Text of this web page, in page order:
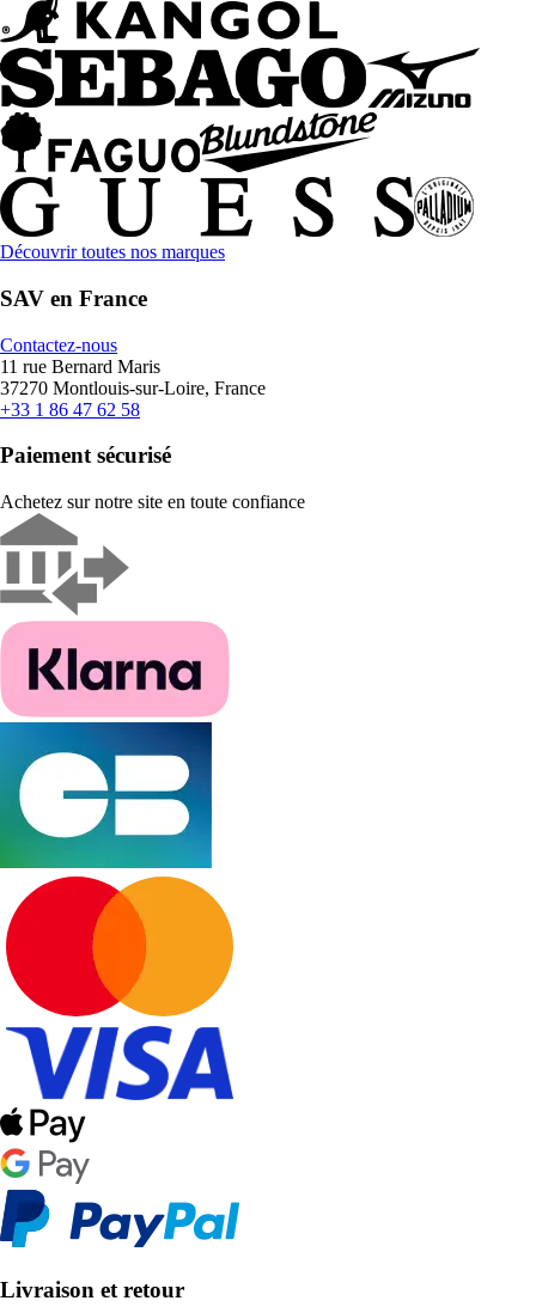
Découvrir toutes nos marques
SAV en France
Contactez-nous
11 rue Bernard Maris
37270 Montlouis-sur-Loire, France
+33 1 86 47 62 58
Paiement sécurisé
Achetez sur notre site en toute confiance
Livraison et retour